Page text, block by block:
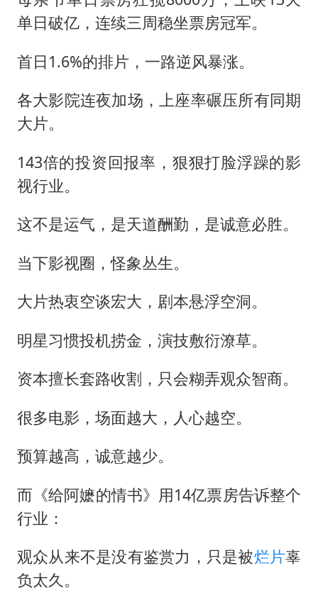
单日破亿，连续三周稳坐票房冠军。
首日1.6%的排片，一路逆风暴涨。
各大影院连夜加场，上座率碾压所有同期
大片。
143倍的投资回报率，狠狠打脸浮躁的影
视行业。
这不是运气，是天道酬勤，是诚意必胜。
当下影视圈，怪象丛生。
大片热衷空谈宏大，剧本悬浮空洞。
明星习惯投机捞金，演技敷衍潦草。
资本擅长套路收割，只会糊弄观众智商。
很多电影，场面越大，人心越空。
预算越高，诚意越少。
而《给阿嬷的情书》用14亿票房告诉整个
行业：
观众从来不是没有鉴赏力，只是被烂片辜
负太久。